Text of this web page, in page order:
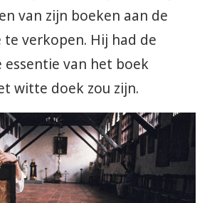
van zijn boeken aan de
verkopen. Hij had de
essentie van het boek
witte doek zou zijn.